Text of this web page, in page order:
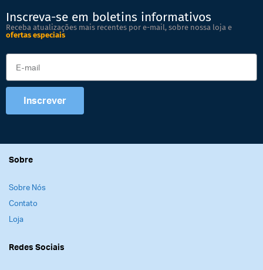
Inscreva-se em boletins informativos
Receba atualizações mais recentes por e-mail, sobre nossa loja e
ofertas especiais
Inscrever
Sobre
Sobre Nós
Contato
Loja
Redes Sociais